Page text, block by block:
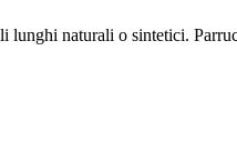
naturali o sintetici.